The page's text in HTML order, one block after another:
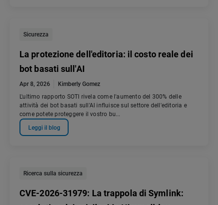
Sicurezza
La protezione dell'editoria: il costo reale dei
bot basati sull'AI
Apr 8, 2026
Kimberly Gomez
L'ultimo rapporto SOTI rivela come l'aumento del 300% delle
attività dei bot basati sull'AI influisce sul settore dell'editoria e
come potete proteggere il vostro bu...
Leggi il blog
Ricerca sulla sicurezza
CVE-2026-31979: La trappola di Symlink: